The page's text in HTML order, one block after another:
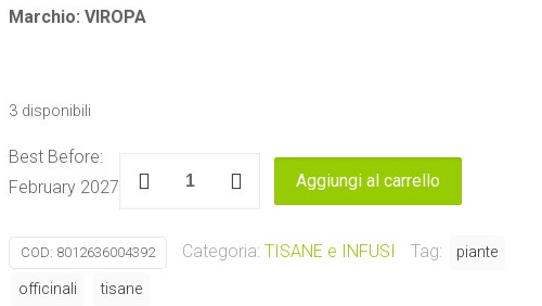
Marchio: VIROPA
3 disponibili
Best Before:
February 2027
quantità
Aggiungi al carrello
COD: 8012636004392 Categoria: TISANE e INFUSI Tag:
piante
officinali
tisane